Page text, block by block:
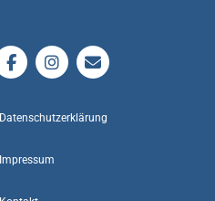
Datenschutzerklärung
Impressum